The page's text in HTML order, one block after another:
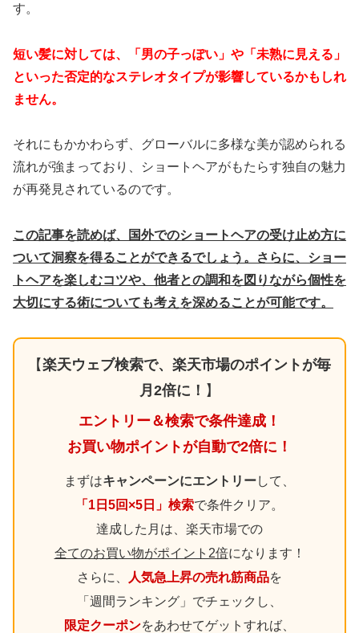
す。
短い髪に対しては、「男の子っぽい」や「未熟に見える」
といった否定的なステレオタイプが影響しているかもしれ
ません。
それにもかかわらず、グローバルに多様な美が認められる
流れが強まっており、ショートヘアがもたらす独自の魅力
が再発見されているのです。
この記事を読めば、国外でのショートヘアの受け止め方に
ついて洞察を得ることができるでしょう。さらに、ショー
トヘアを楽しむコツや、他者との調和を図りながら個性を
大切にする術についても考えを深めることが可能です。
【楽天ウェブ検索で、楽天市場のポイントが毎
月2倍に！ 】
エントリー＆検索で条件達成！
お買い物ポイントが自動で2倍に！
まずはキャンペーンにエントリーして、
「1日5回×5日」検索で条件クリア。
達成した月は、楽天市場での
全てのお買い物がポイント2倍になります！
さらに、
人気急上昇の売れ筋商品を
「週間ランキング」でチェックし、
限定クーポンをあわせてゲットすれば、